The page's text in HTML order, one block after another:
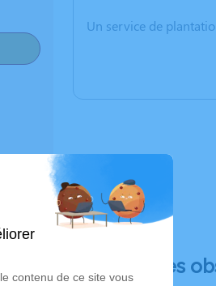
Un service de
Déroulé des